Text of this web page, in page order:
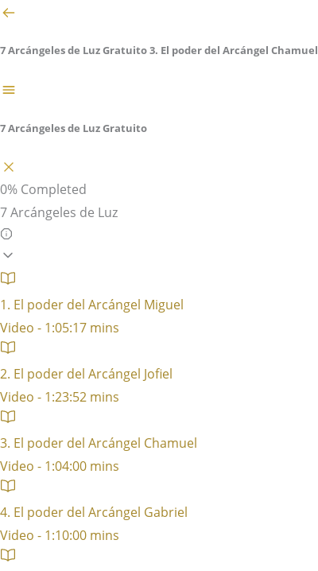
7 Arcángeles de Luz Gratuito3. El poder del Arcángel Chamuel
7 Arcángeles de Luz Gratuito
0% Completed
7 Arcángeles de Luz
1. El poder del Arcángel Miguel
Video - 1:05:17 mins
2. El poder del Arcángel Jofiel
Video - 1:23:52 mins
3. El poder del Arcángel Chamuel
Video - 1:04:00 mins
4. El poder del Arcángel Gabriel
Video - 1:10:00 mins